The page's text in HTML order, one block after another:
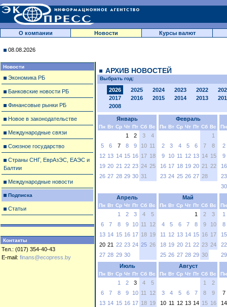
О компании Новости Курсы валют
08.08.2026
Новости
Экономика РБ
Банковские новости РБ
Финансовые рынки РБ
Новое в законодательстве
Международные связи
Союзное государство
Страны СНГ, ЕврАзЭС, ЕАЭС и
Балтии
Международные новости
Подписка
Статьи
Контакты
Тел.: (017) 354-40-43
E-mail: finans@ecopress.by
АРХИВ НОВОСТЕЙ
Выбрать год:
2026 2025 2024 2023 2022
2017
2016 2015 2014 2013
2008
Январь
Пн Вт Ср Чт Пт Сб Вс
1 2 3
4
5
6 7 8 9 10 11
12 13 14 15 16 17 18
19 20 21 22 23 24 25
26 27 28 29 30 31
Февраль
Пн Вт Ср Чт Пт Сб Вс
1
2
3 4 5 6 7
8
9
10 11 12 13 14 15
16 17 18 19 20 21 22
23 24 25 26 27 28
Пн
2
9
16
23
30
Апрель
Пн Вт Ср Чт Пт Сб Вс
1 2 3 4
5
6
7 8 9 10 11
12
13 14 15 16 17 18 19
20 21 22 23 24 25 26
27 28 29 30
Май
Пн Вт Ср Чт Пт Сб Вс
1 2
3
4
5 6 7 8 9
10
11
12 13 14 15 16 17
18 19 20 21 22 23 24
25 26 27 28 29 30
Пн
1
8
15
22
29
Июль
Пн Вт Ср Чт Пт Сб Вс
1 2 3 4
5
6
7 8 9 10 11
12
13 14 15 16 17 18 19
Август
Пн Вт Ср Чт Пт Сб Вс
1
2
3
4 5 6 7 8
9
10 11 12 13 14 15 16
Пн
7
14